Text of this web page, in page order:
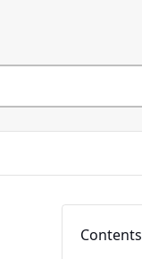
Contents